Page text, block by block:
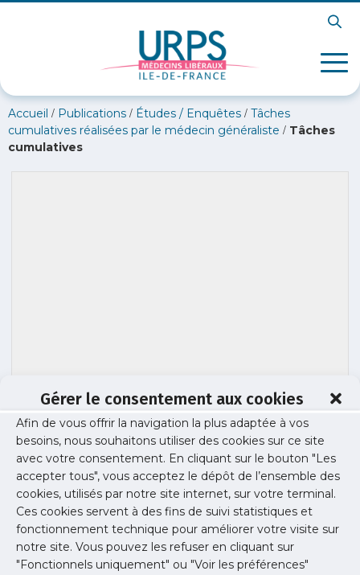
Gérer le consentement aux cookies
Afin de vous offrir la navigation la plus adaptée à vos
besoins, nous souhaitons utiliser des cookies sur ce site
avec votre consentement. En cliquant sur le bouton "Les
accepter tous", vous acceptez le dépôt de l’ensemble des
cookies, utilisés par notre site internet, sur votre terminal.
Ces cookies servent à des fins de suivi statistiques et
fonctionnement technique pour améliorer votre visite sur
notre site. Vous pouvez les refuser en cliquant sur
"Fonctionnels uniquement" ou "Voir les préférences"
Accueil / Publications / Études / Enquêtes / Tâches
cumulatives réalisées par le médecin généraliste / Tâches
cumulatives
Tâches cumulatives
Publié le :29 mai 2017
Partager cet article :